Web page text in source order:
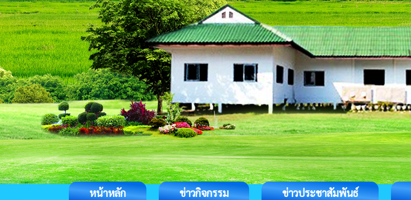
หน้าหลัก ข่าวกิจกรรม ข่าวประชาสัมพันธ์